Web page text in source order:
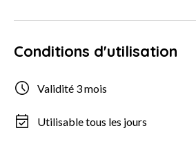
Conditions d'utilisation
Validité 3 mois
Utilisable tous les jours